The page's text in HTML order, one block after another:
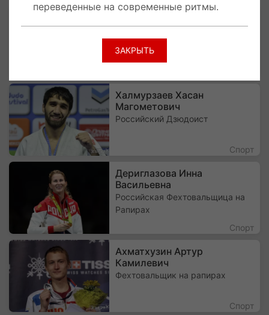
Российская Фехтовальщица на
Саблях.
Халмурзаев Хасан
Магометович
Российский Дзюдоист
Спорт
Дериглазова Инна
Васильевна
Российская Фехтовальщица на
Рапирах
Спорт
Ахматхузин Артур
Камилевич
Фехтовальщик на рапирах
Спорт
переведенные на современные ритмы.
ЗАКРЫТЬ